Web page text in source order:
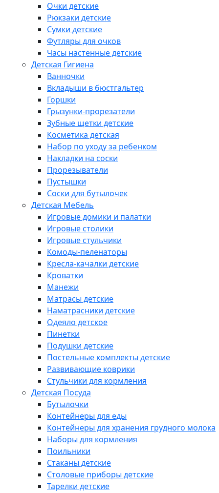
Очки детские
Рюкзаки детские
Сумки детские
Футляры для очков
Часы настенные детские
Детская Гигиена
Ванночки
Вкладыши в бюстгальтер
Горшки
Грызунки-прорезатели
Зубные щетки детские
Косметика детская
Набор по уходу за ребенком
Накладки на соски
Прорезыватели
Пустышки
Соски для бутылочек
Детская Мебель
Игровые домики и палатки
Игровые столики
Игровые стульчики
Комоды-пеленаторы
Кресла-качалки детские
Кроватки
Манежи
Матрасы детские
Наматрасники детские
Одеяло детское
Пинетки
Подушки детские
Постельные комплекты детские
Развивающие коврики
Стульчики для кормления
Детская Посуда
Бутылочки
Контейнеры для еды
Контейнеры для хранения грудного молока
Наборы для кормления
Поильники
Стаканы детские
Столовые приборы детские
Тарелки детские